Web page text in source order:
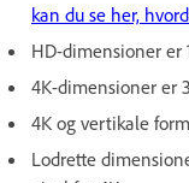
kan du se her,
HD-dimensioner er
4K-dimensioner er
4K og vertikale
Lodrette